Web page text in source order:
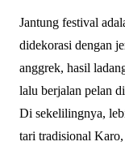
Jantung festival
didekorasi dengan
anggrek, hasil
lalu berjalan pelan
Di sekelilingnya,
tari tradisional Karo,